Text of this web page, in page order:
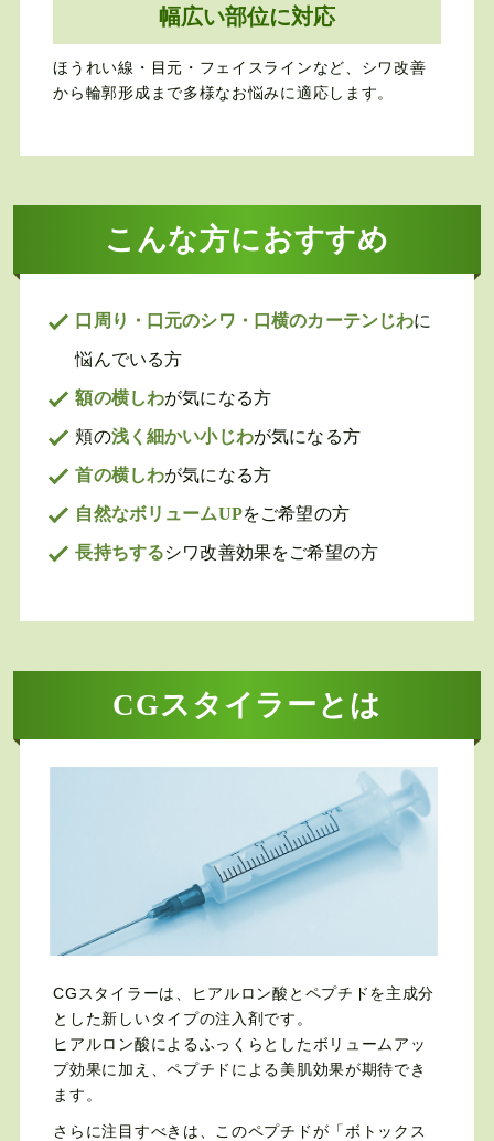
幅広い部位に対応
ほうれい線・目元・フェイスラインなど、シワ改善
から輪郭形成まで多様なお悩みに適応します。
こんな方におすすめ
口周り・口元のシワ・口横のカーテンじわに
悩んでいる方
額の横しわが気になる方
頬の浅く細かい小じわが気になる方
首の横しわが気になる方
自然なボリュームUPをご希望の方
長持ちするシワ改善効果をご希望の方
CGスタイラーとは
CGスタイラーは、ヒアルロン酸とペプチドを主成分
とした新しいタイプの注入剤です。
ヒアルロン酸によるふっくらとしたボリュームアッ
プ効果に加え、ペプチドによる美肌効果が期待でき
ます。
さらに注目すべきは、このペプチドが「ボトックス